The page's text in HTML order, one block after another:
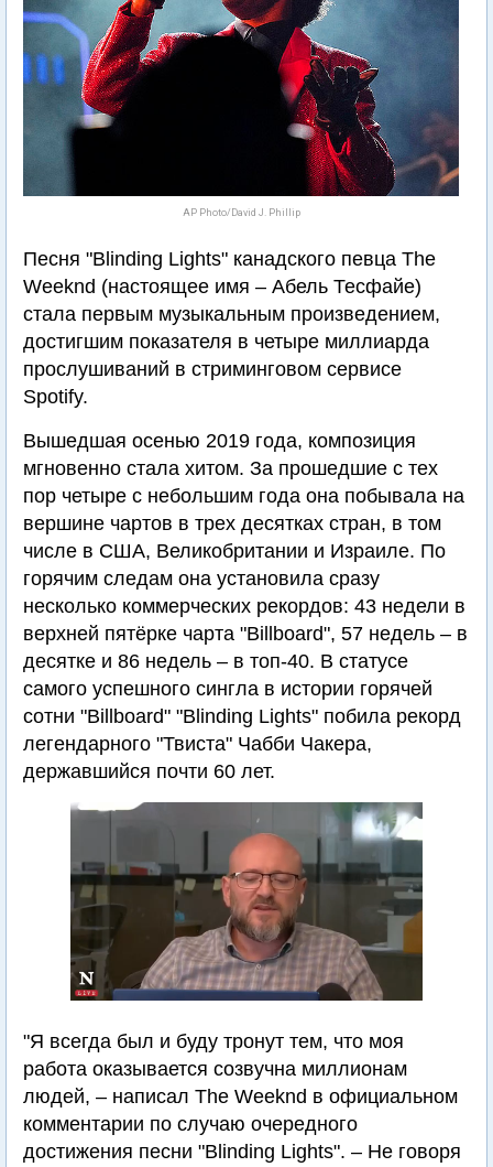
AP Photo/David J. Phillip
Песня "Blinding Lights" канадского певца The
Weeknd (настоящее имя – Абель Тесфайе)
стала первым музыкальным произведением,
достигшим показателя в четыре миллиарда
прослушиваний в стриминговом сервисе
Spotify.
Вышедшая осенью 2019 года, композиция
мгновенно стала хитом. За прошедшие с тех
пор четыре с небольшим года она побывала на
вершине чартов в трех десятках стран, в том
числе в США, Великобритании и Израиле. По
горячим следам она установила сразу
несколько коммерческих рекордов: 43 недели в
верхней пятёрке чарта "Billboard", 57 недель – в
десятке и 86 недель – в топ-40. В статусе
самого успешного сингла в истории горячей
сотни "Billboard" "Blinding Lights" побила рекорд
легендарного "Твиста" Чабби Чакера,
державшийся почти 60 лет.
"Я всегда был и буду тронут тем, что моя
работа оказывается созвучна миллионам
людей, – написал The Weeknd в официальном
комментарии по случаю очередного
достижения песни "Blinding Lights". – Не говоря